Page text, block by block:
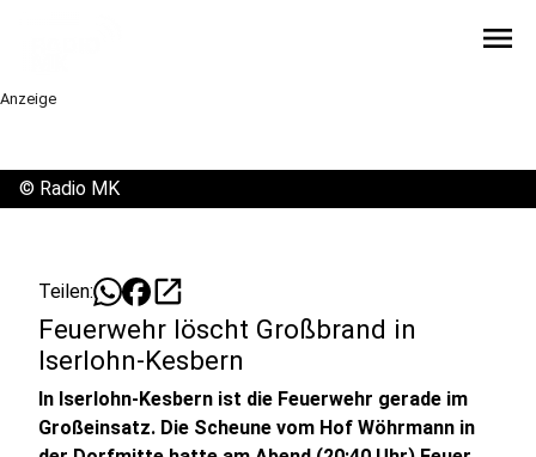
menu
Anzeige
© Radio MK
Teilen: open_in_new
Feuerwehr löscht Großbrand in
Iserlohn-Kesbern
In Iserlohn-Kesbern ist die Feuerwehr gerade im
Großeinsatz. Die Scheune vom Hof Wöhrmann in